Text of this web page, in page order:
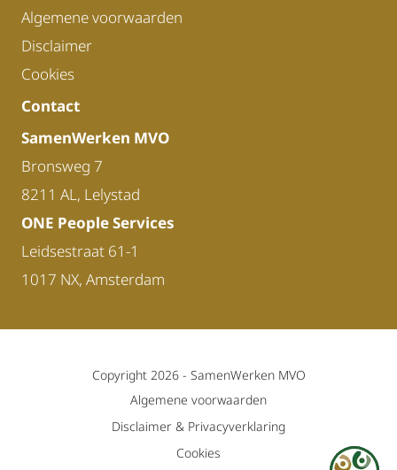
Algemene voorwaarden
Disclaimer
Cookies
Contact
SamenWerken MVO
Bronsweg 7
8211 AL, Lelystad
ONE People Services
Leidsestraat 61-1
1017 NX, Amsterdam
Copyright 2026 - SamenWerken MVO
Algemene voorwaarden
Disclaimer & Privacyverklaring
Cookies